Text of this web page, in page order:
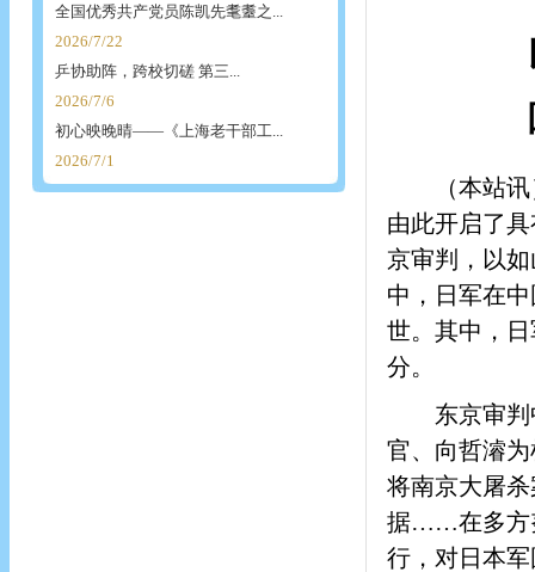
全国优秀共产党员陈凯先耄耋之...
2026/7/22
乒协助阵，跨校切磋 第三...
2026/7/6
初心映晚晴——《上海老干部工...
2026/7/1
（本站
由此开启了
京审判，以
中，日军在
世。其中，
分。
东京审
官、向哲濬
将南京大屠
据……在多方
行，对日本